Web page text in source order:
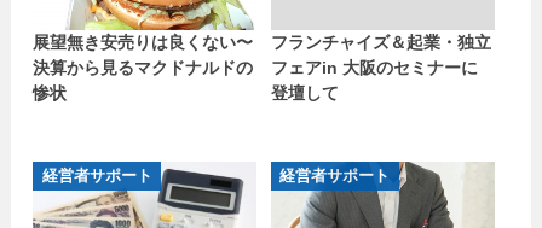
展望無き安売りは良くない〜
決算から見るマクドナルドの
惨状
フランチャイズ＆起業・独立
フェアin 大阪のセミナーに
登壇して
経営者サポート 経営者サポート